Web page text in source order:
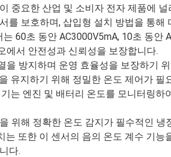
중요한 산업 및 소비자 전자 제품에
를 보호하며, 삽입형 설치 방법을 통해
60초 동안 AC3000V5mA, 10초 동안
에서 안전성과 신뢰성을 보장합니다.
방지하며 운영 효율성을 보장하기
유지하기 위해 정밀한 온도 제어가 필
는 엔진 및 배터리 온도를 모니터링하
위해 정확한 온도 감지가 필수적인 냉
또한 이 센서의 음의 온도 계수 기능
다.